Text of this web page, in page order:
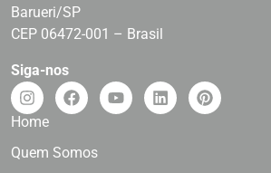
Barueri/SP
CEP 06472-001 – Brasil
Siga-nos
Home
Quem Somos